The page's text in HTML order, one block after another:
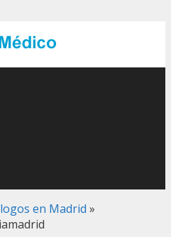
en Madrid »